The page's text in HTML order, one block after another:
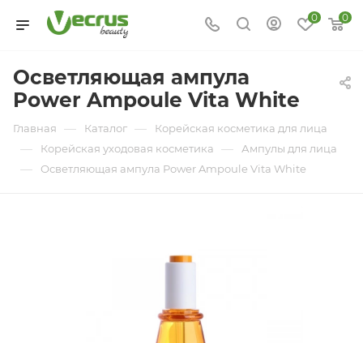
0 0
Осветляющая ампула
Power Ampoule Vita White
Главная — Каталог — Корейская косметика для лица
— Корейская уходовая косметика — Ампулы для лица
— Осветляющая ампула Power Ampoule Vita White